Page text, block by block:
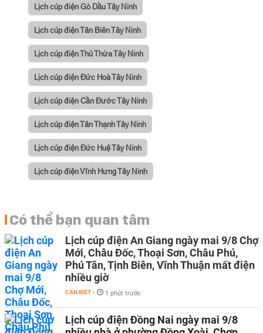
Lịch cúp điện Gò Dầu Tây Ninh
Lịch cúp điện Tân Biên Tây Ninh
Lịch cúp điện Thủ Thừa Tây Ninh
Lịch cúp điện Đức Hoà Tây Ninh
Lịch cúp điện Cần Đước Tây Ninh
Lịch cúp điện Tân Thạnh Tây Ninh
Lịch cúp điện Đức Huệ Tây Ninh
Lịch cúp điện Vĩnh Hưng Tây Ninh
Có thể bạn quan tâm
Lịch cúp điện An Giang ngày mai 9/8 Chợ
Mới, Châu Đốc, Thoại Sơn, Châu Phú,
Phú Tân, Tịnh Biên, Vĩnh Thuận mất điện
nhiều giờ
CẦN BIẾT - 1 phút trước
Lịch cúp điện Đồng Nai ngày mai 9/8